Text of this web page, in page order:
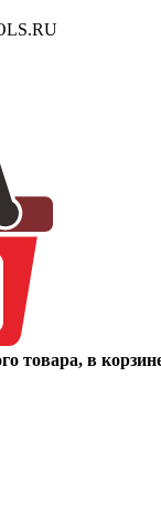
товара, в